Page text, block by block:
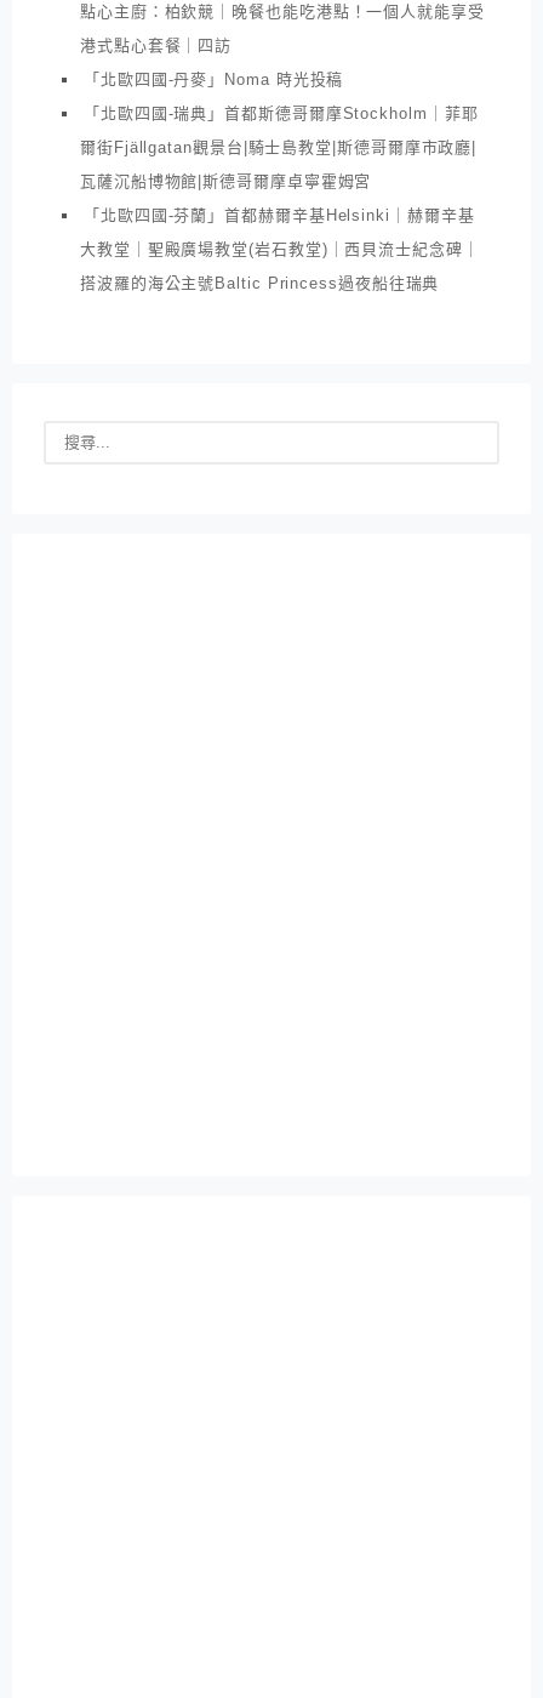
點心主廚：柏欽競｜晚餐也能吃港點！一個人就能享受
港式點心套餐｜四訪
「北歐四國-丹麥」Noma 時光投稿
「北歐四國-瑞典」首都斯德哥爾摩Stockholm｜菲耶
爾街Fjällgatan觀景台|騎士島教堂|斯德哥爾摩市政廳|
瓦薩沉船博物館|斯德哥爾摩卓寧霍姆宮
「北歐四國-芬蘭」首都赫爾辛基Helsinki｜赫爾辛基
大教堂｜聖殿廣場教堂(岩石教堂)｜西貝流士紀念碑｜
搭波羅的海公主號Baltic Princess過夜船往瑞典